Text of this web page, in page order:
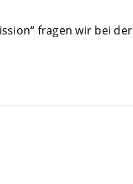
fragen wir bei der